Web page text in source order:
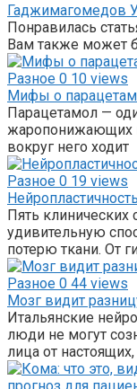
Гаджимагомедов
Понравилась
Вам также может
Разное 0 10 views
Мифы о
Парацетамол —
жаропонижающих
вокруг него ходит
Разное 0 19 views
Пять
удивительную
потерю ткани. От
Разное 0 44 views
Мозг видит
Итальянские
люди не могут
лица от настоящих,